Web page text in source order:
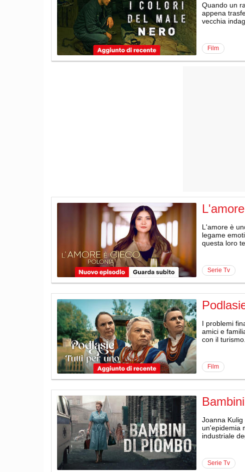
Quando un
appena
vecchia
film
L'amore è
legame
questa loro
serie Tv
I problemi
amici e
con il turismo.
film
Joanna
un'epidemia
industriale
serie Tv